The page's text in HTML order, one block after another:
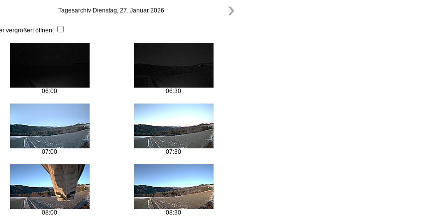
Tagesarchiv Dienstag, 27. Januar 2026
vergrößert öffnen:
06:00 06:30
07:00 07:30
08:00 08:30